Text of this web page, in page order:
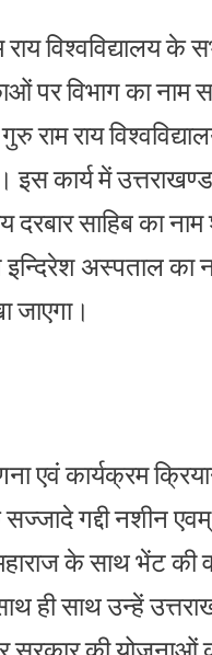
विश्वविद्यालय के
पर विभाग का
राय
कार्य में
दरबार साहिब का नाम
इन्दिरेश अस्पताल का
जाएगा।
एवं कार्यक्रम
गद्दी नशीन
के साथ भेंट की
ही साथ उन्हें
सरकार की योजनाओं